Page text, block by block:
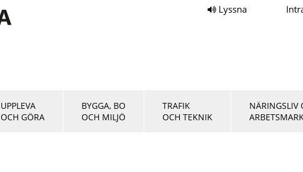
Lyssna
UPPLEVA
OCH GÖRA
BYGGA, BO
OCH MILJÖ
TRAFIK
OCH TEKNIK
NÄRINGSLIV